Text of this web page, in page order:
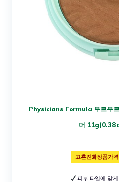
Physicians Formula 무르무
머
고혼진화장품가
피부 타입에 맞